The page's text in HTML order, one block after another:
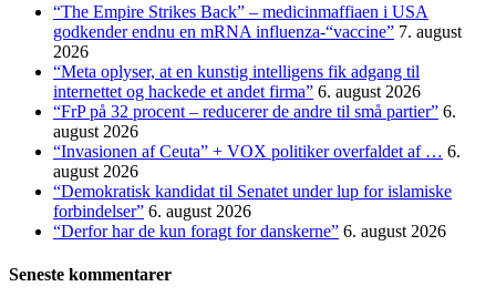
“The Empire Strikes Back” – medicinmaffiaen i USA
godkender endnu en mRNA influenza-“vaccine” 7. august
2026
“Meta oplyser, at en kunstig intelligens fik adgang til
internettet og hackede et andet firma” 6. august 2026
“FrP på 32 procent – reducerer de andre til små partier” 6.
august 2026
“Invasionen af Ceuta” + VOX politiker overfaldet af … 6.
august 2026
“Demokratisk kandidat til Senatet under lup for islamiske
forbindelser” 6. august 2026
“Derfor har de kun foragt for danskerne” 6. august 2026
Seneste kommentarer